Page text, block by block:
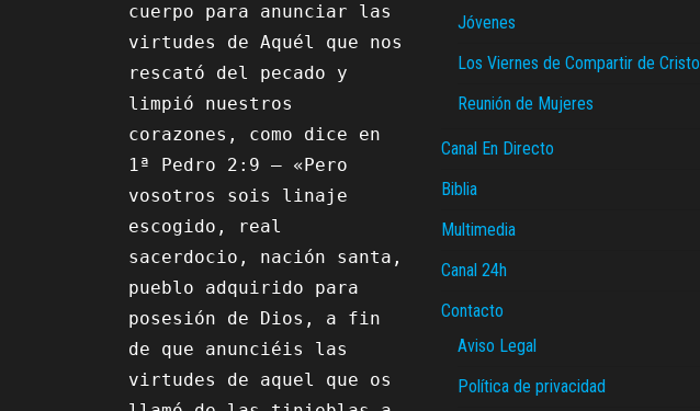
cuerpo para anunciar las
virtudes de Aquél que nos
rescató del pecado y
limpió nuestros
corazones, como dice en
1ª Pedro 2:9 – «Pero
vosotros sois linaje
escogido, real
sacerdocio, nación santa,
pueblo adquirido para
posesión de Dios, a fin
de que anunciéis las
virtudes de aquel que os
Jóvenes
Los Viernes de Compartir de Cristo
Reunión de Mujeres
Canal En Directo
Biblia
Multimedia
Canal 24h
Contacto
Aviso Legal
Política de privacidad